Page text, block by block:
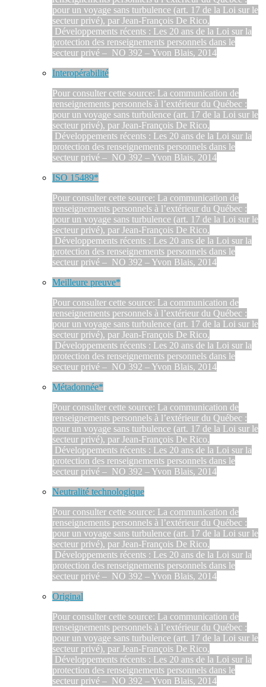
pour un voyage sans turbulence (art. 17 de la Loi sur le
secteur privé), par Jean-François De Rico,
Développements récents : Les 20 ans de la Loi sur la
protection des renseignements personnels dans le
secteur privé – NO 392 – Yvon Blais, 2014
Interopérabilité
Pour consulter cette source: La communication de
renseignements personnels à l’extérieur du Québec :
pour un voyage sans turbulence (art. 17 de la Loi sur le
secteur privé), par Jean-François De Rico,
Développements récents : Les 20 ans de la Loi sur la
protection des renseignements personnels dans le
secteur privé – NO 392 – Yvon Blais, 2014
ISO 15489*
Pour consulter cette source: La communication de
renseignements personnels à l’extérieur du Québec :
pour un voyage sans turbulence (art. 17 de la Loi sur le
secteur privé), par Jean-François De Rico,
Développements récents : Les 20 ans de la Loi sur la
protection des renseignements personnels dans le
secteur privé – NO 392 – Yvon Blais, 2014
Meilleure preuve*
Pour consulter cette source: La communication de
renseignements personnels à l’extérieur du Québec :
pour un voyage sans turbulence (art. 17 de la Loi sur le
secteur privé), par Jean-François De Rico,
Développements récents : Les 20 ans de la Loi sur la
protection des renseignements personnels dans le
secteur privé – NO 392 – Yvon Blais, 2014
Métadonnée*
Pour consulter cette source: La communication de
renseignements personnels à l’extérieur du Québec :
pour un voyage sans turbulence (art. 17 de la Loi sur le
secteur privé), par Jean-François De Rico,
Développements récents : Les 20 ans de la Loi sur la
protection des renseignements personnels dans le
secteur privé – NO 392 – Yvon Blais, 2014
Neutralité technologique
Pour consulter cette source: La communication de
renseignements personnels à l’extérieur du Québec :
pour un voyage sans turbulence (art. 17 de la Loi sur le
secteur privé), par Jean-François De Rico,
Développements récents : Les 20 ans de la Loi sur la
protection des renseignements personnels dans le
secteur privé – NO 392 – Yvon Blais, 2014
Original
Pour consulter cette source: La communication de
renseignements personnels à l’extérieur du Québec :
pour un voyage sans turbulence (art. 17 de la Loi sur le
secteur privé), par Jean-François De Rico,
Développements récents : Les 20 ans de la Loi sur la
protection des renseignements personnels dans le
secteur privé – NO 392 – Yvon Blais, 2014